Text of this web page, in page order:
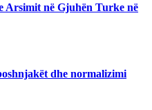
Arsimit në Gjuhën Turke në
dhe normalizimi